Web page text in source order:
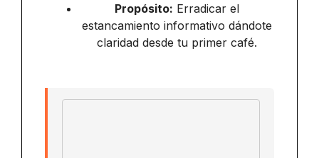
Propósito: Erradicar el
estancamiento informativo dándote
claridad desde tu primer café.